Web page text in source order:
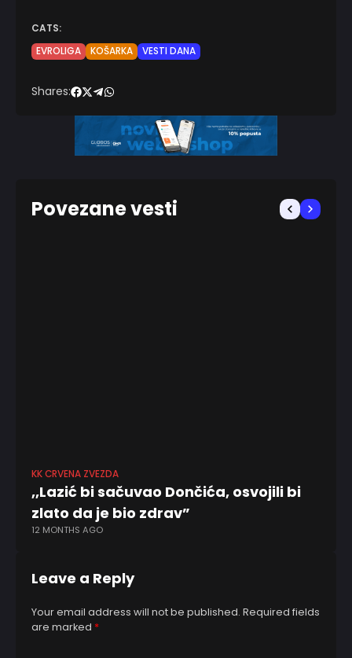
CATS:
EVROLIGA
KOŠARKA VESTI DANA
Shares:
Povezane vesti
KK CRVENA ZVEZDA
,,Lazić bi sačuvao Dončića, osvojili bi
zlato da je bio zdrav”
12 MONTHS AGO
Leave a Reply
Your email address will not be published. Required fields
are marked *